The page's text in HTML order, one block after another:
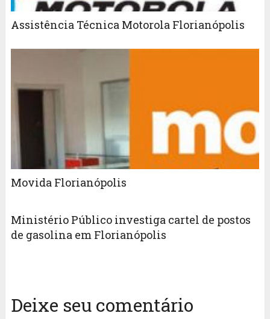
Assistência Técnica Motorola Florianópolis
Movida Florianópolis
Ministério Público investiga cartel de postos
de gasolina em Florianópolis
Deixe seu comentário